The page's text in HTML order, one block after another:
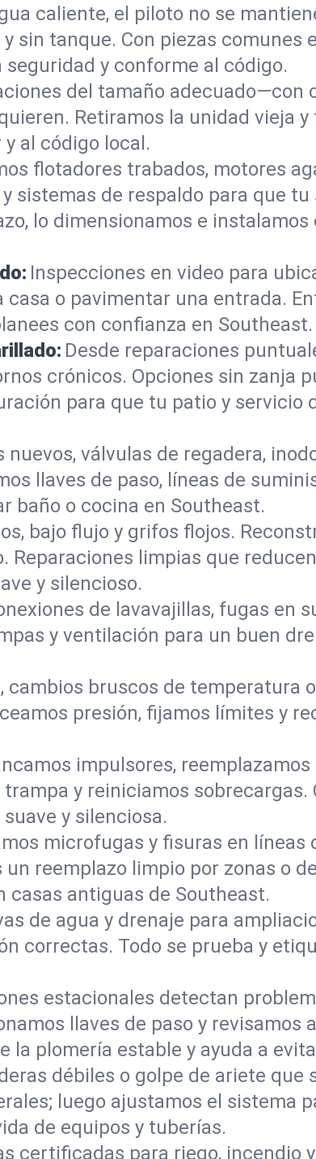
caliente, el piloto no se
sin tanque. Con piezas comunes
y conforme al código.
del tamaño adecuado—con
Retiramos la unidad vieja
al código local.
flotadores trabados, motores
sistemas de respaldo para que
lo dimensionamos e
Inspecciones en video para
o pavimentar una entrada.
con confianza en Southeast.
Desde reparaciones
crónicos. Opciones sin zanja
para que tu patio y servicio
válvulas de regadera,
llaves de paso, líneas de
baño o cocina en Southeast.
bajo flujo y grifos flojos.
Reparaciones limpias que
y silencioso.
de lavavajillas, fugas en
y ventilación para un buen
cambios bruscos de temperatura
presión, fijamos límites y
impulsores,
y reiniciamos sobrecargas.
y silenciosa.
microfugas y fisuras en líneas
reemplazo limpio por zonas o
casas antiguas de Southeast.
de agua y drenaje para
correctas. Todo se prueba y
estacionales detectan
llaves de paso y revisamos
plomería estable y ayuda a
débiles o golpe de ariete que
luego ajustamos el sistema
de equipos y tuberías.
certificadas para riego, incendio